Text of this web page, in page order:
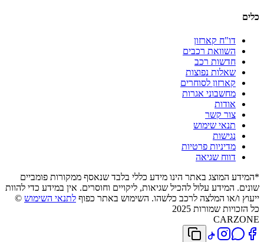
כלים
דו"ח קארזון
השוואת רכבים
חדשות רכב
שאלות נפוצות
קארזון לסוחרים
מחשבוני אגרות
אודות
צור קשר
תנאי שימוש
נגישות
מדיניות פרטיות
דווח שגיאה
*המידע המוצג באתר הינו מידע כללי בלבד שנאסף ממקורות פומביים
שונים. המידע עלול להכיל שגיאות, ליקויים וחוסרים. אין במידע כדי להוות
ייעוץ ו/או המלצה לרכב כלשהו. השימוש באתר כפוף לתנאי השימוש ©
כל הזכויות שמורות 2025
CARZONE